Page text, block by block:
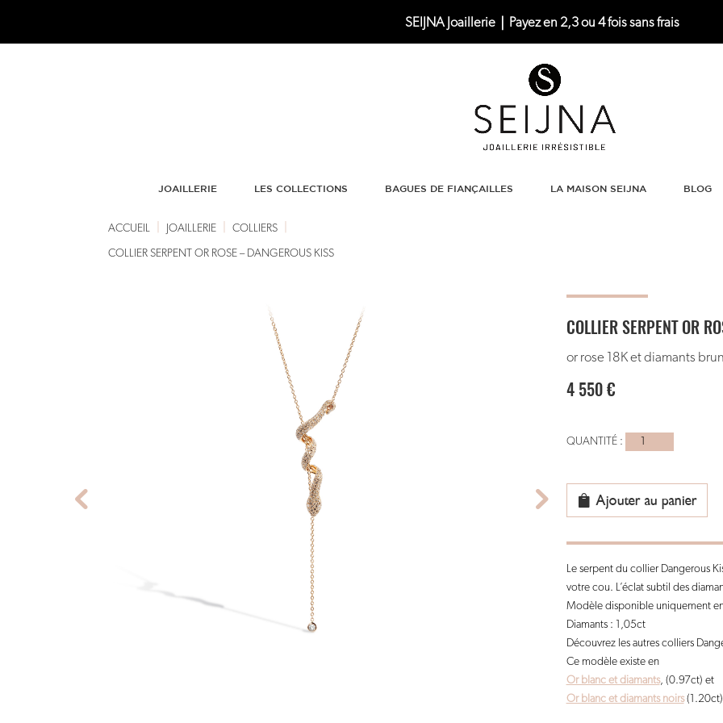
SEIJNA Joaillerie｜Payez en 2,3 ou 4 fois sans frais
JOAILLERIE LES COLLECTIONS BAGUES DE FIANÇAILLES LA MAISON SEIJNA BLOG
ACCUEIL JOAILLERIE COLLIERS
COLLIER SERPENT OR ROSE – DANGEROUS KISS
COLLIER SERPENT OR
or rose 18K et diamants
4 550€
quantité
serpent
or
dangerous
kiss
Ajouter au panier
Le serpent du collier Dangerous
votre cou. L’éclat subtil des
Modèle disponible uniquement
Diamants : 1,05ct
Découvrez les autres colliers
Ce modèle existe en
Or blanc et diamants, (0.97ct) et
Or blanc et diamants noirs(1.20ct)